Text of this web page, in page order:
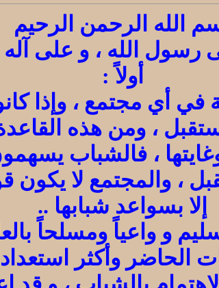
الله الرحمن الرحيم
رسول الله ، و على
أولاً :
في أي مجتمع ، وإذا
، ومن هذه
وغايتها ، فالشباب
والمجتمع لا يكون
إلا بسواعد شبابها ..
و واعياً ومسلحاً
الحاضر وأكثر